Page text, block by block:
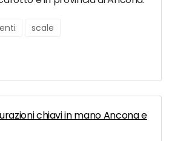
scale
chiavi in mano Ancona e